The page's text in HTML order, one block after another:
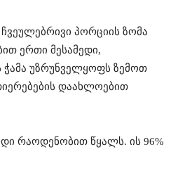
პორციის ზომა
ერთი მესამედი,
უზრუნველყოფს ზემოთ
დაახლოებით
რაოდენობით წყალს. ის 96%